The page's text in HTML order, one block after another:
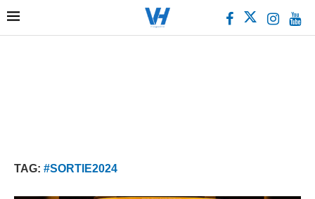
TAG: #SORTIE2024